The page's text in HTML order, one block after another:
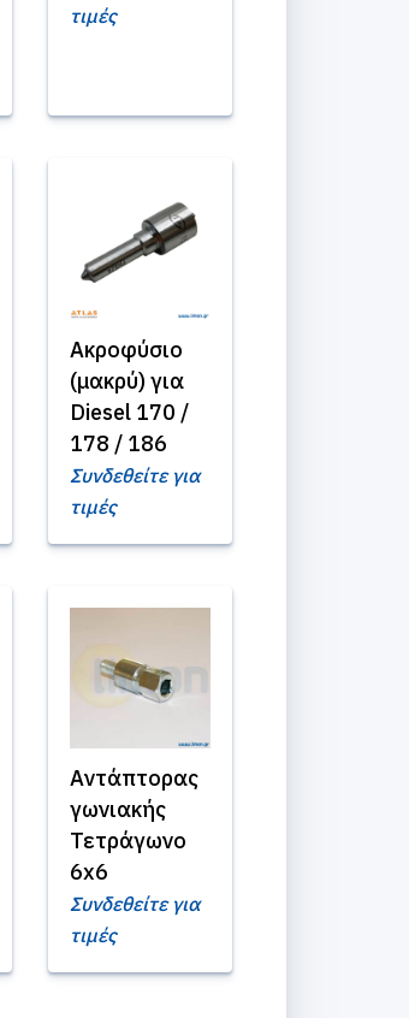
τιμές
Ακροφύσιο
(μακρύ) για
Diesel 170 /
178 / 186
Συνδεθείτε για
τιμές
Αντάπτορας
γωνιακής
Τετράγωνο
6x6
Συνδεθείτε για
τιμές